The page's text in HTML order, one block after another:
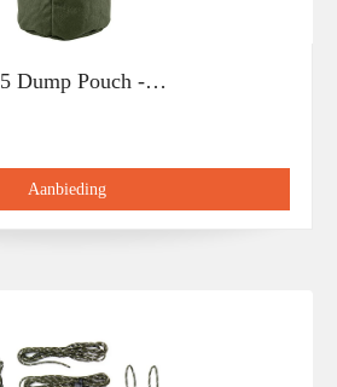
Dump Pouch -…
Aanbieding